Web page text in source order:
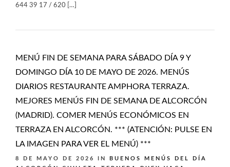
644 39 17 / 620 […]
MENÚ FIN DE SEMANA PARA SÁBADO DÍA 9 Y
DOMINGO DÍA 10 DE MAYO DE 2026. MENÚS
DIARIOS RESTAURANTE AMPHORA TERRAZA.
MEJORES MENÚS FIN DE SEMANA DE ALCORCÓN
(MADRID). COMER MENÚS ECONÓMICOS EN
TERRAZA EN ALCORCÓN. *** (ATENCIÓN: PULSE EN
LA IMAGEN PARA VER EL MENÚ) ***
8 DE MAYO DE 2026 IN
BUENOS MENÚS DEL DÍA